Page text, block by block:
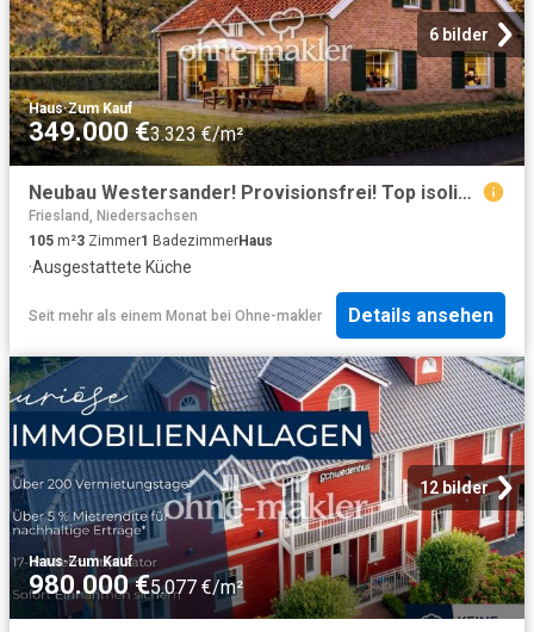
6 bilder
Haus·Zum Kauf
349.000 €3.323 €/m²
Neubau Westersander! Provisionsfrei! Top isoliert!
Friesland, Niedersachsen
105 m²3 Zimmer1 BadezimmerHaus
·Ausgestattete Küche
Seit mehr als einem Monat bei Ohne-makler Details ansehen
12 bilder
Haus·Zum Kauf
980.000 €5.077 €/m²